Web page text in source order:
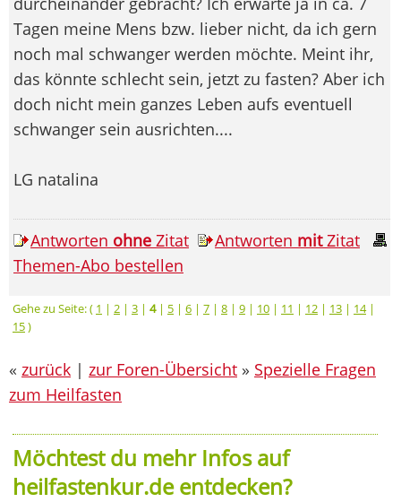
Tagen meine Mens bzw. lieber nicht, da ich gern
noch mal schwanger werden möchte. Meint ihr,
das könnte schlecht sein, jetzt zu fasten? Aber ich
doch nicht mein ganzes Leben aufs eventuell
schwanger sein ausrichten....
LG natalina
Antworten ohne Zitat Antworten mitZitat
Themen-Abo bestellen
Gehe zu Seite: ( 1 | 2 | 3 | 4| 5 | 6 | 7 | 8 | 9 | 10 | 11 | 12 | 13 | 14|
15)
« zurück | zur Foren-Übersicht » Spezielle Fragen
zum Heilfasten
Möchtest du mehr Infos auf
heilfastenkur.de entdecken?